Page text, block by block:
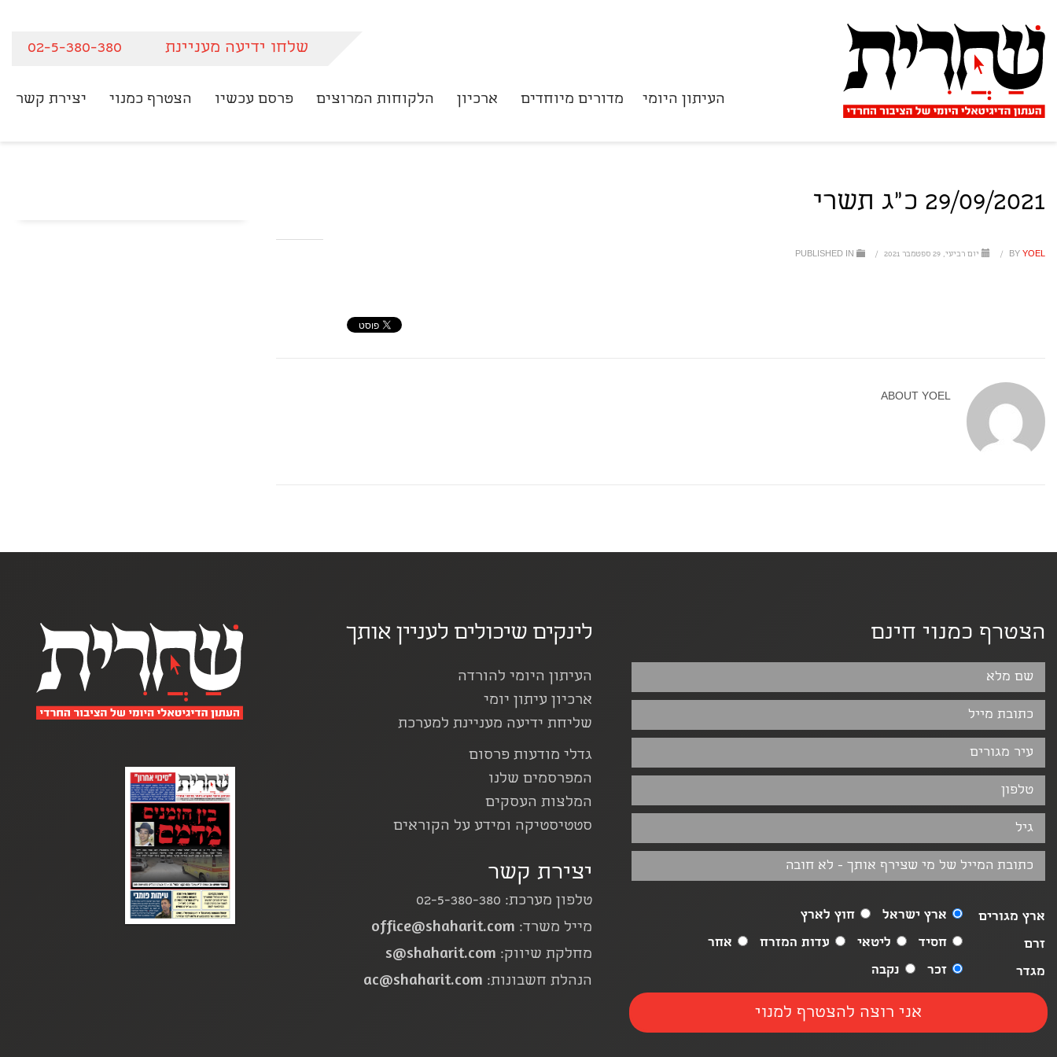
שלחו ידיעה מעניינת 02-5-380-380
העיתון היומי מדורים מיוחדים ארכיון הלקוחות המרוצים פרסם עכשיו הצטרף כמנוי יצירת קשר
29/09/2021 כ"ג תשרי
BY YOEL
/ יום רביעי, 29 ספטמבר 2021 /
ABOUT YOEL
הצטרף כמנוי חינם
ארץ מגורים ארץ ישראל
חוץ לארץ
זרם
חסיד ליטאי עדות המזרח
אחר
מגדר
זכר נקבה
לינקים שיכולים לעניין אותך
העיתון היומי להורדה
ארכיון עיתון יומי
שליחת ידיעה מעניינת למערכת
גדלי מודעות פרסום
המפרסמים שלנו
המלצות העסקים
סטטיסטיקה ומידע על הקוראים
יצירת קשר
טלפון מערכת: 02-5-380-380
מייל משרד: office@shaharit.com
מחלקת שיווק: s@shaharit.com
הנהלת חשבונות: ac@shaharit.com